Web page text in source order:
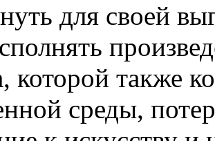
для своей
которой также
среды,